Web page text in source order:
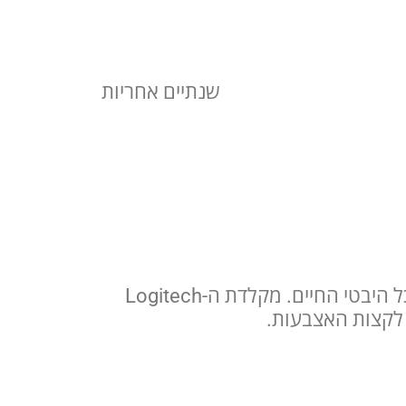
שנתיים אחריות
כאשר עובדים מהבית, חיי העבודה והבית מתערבבים וכך נוצר הצורך לכלים המתאימים לכל היבטי החיים. מקלדת ה-Logitech